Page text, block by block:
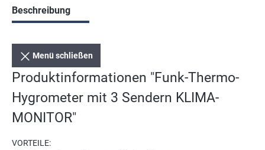
Beschreibung
Menü schließen
Produktinformationen "Funk-Thermo-
Hygrometer mit 3 Sendern KLIMA-
MONITOR"
VORTEILE: